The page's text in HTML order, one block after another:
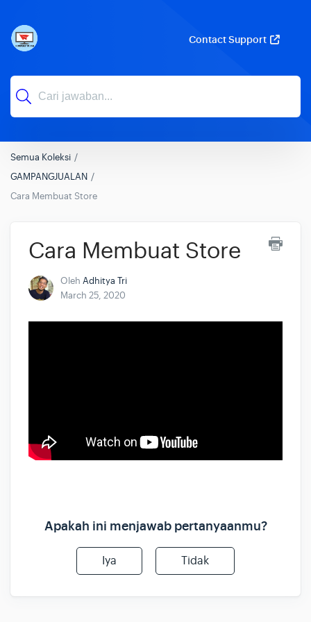
Contact Support
Semua Koleksi
GAMPANGJUALAN
Cara Membuat Store
Cara Membuat Store
Oleh Adhitya Tri
March 25, 2020
Apakah ini menjawab pertanyaanmu?
Iya Tidak